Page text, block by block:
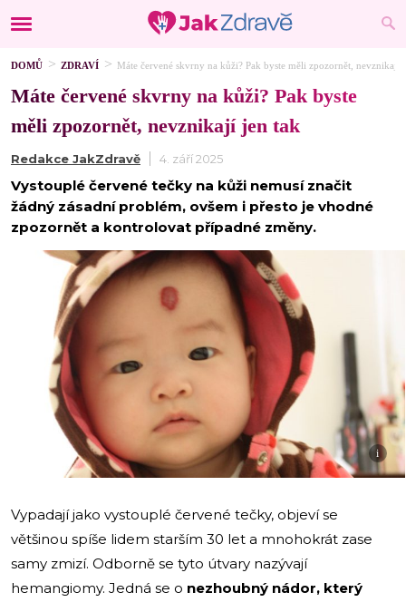
DOMŮ ZDRAVÍ Máte červené skvrny na kůži? Pak byste měli zpozornět, nevznikají
Máte červené skvrny na kůži? Pak byste
měli zpozornět, nevznikají jen tak
Redakce JakZdravě 4. září 2025
Vystouplé červené tečky na kůži nemusí značit
žádný zásadní problém, ovšem i přesto je vhodné
zpozornět a kontrolovat případné změny.
i
Vypadají jako vystouplé červené tečky, objeví se
většinou spíše lidem starším 30 let a mnohokrát zase
samy zmizí. Odborně se tyto útvary nazývají
hemangiomy. Jedná se o nezhoubný nádor, který